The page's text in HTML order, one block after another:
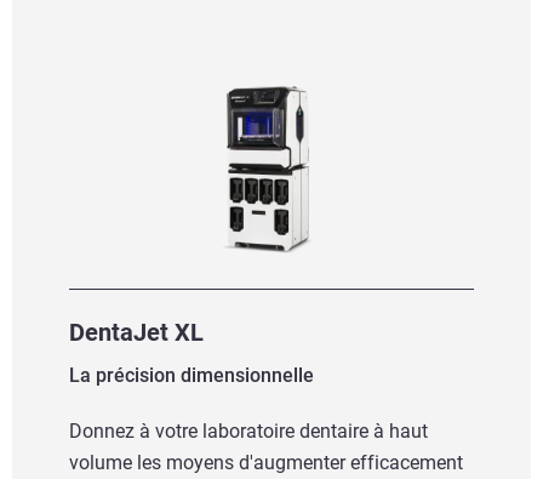
DentaJet XL
La précision dimensionnelle
Donnez à votre laboratoire dentaire à haut
volume les moyens d'augmenter efficacement